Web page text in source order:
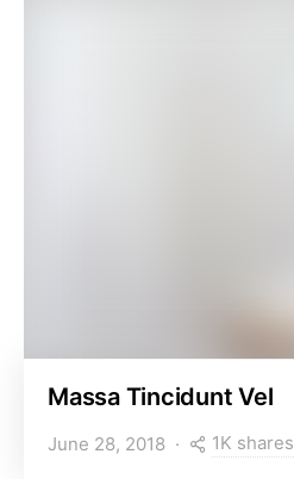
Massa Tincidunt Vel
June 28, 2018 1K shares